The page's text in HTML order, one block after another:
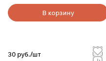
В корзину
30 руб./шт